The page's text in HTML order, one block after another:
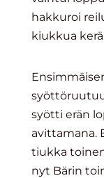
hakkuroi
kiukkua
syötti erän
avittamana.
tiukka
nyt Bärin